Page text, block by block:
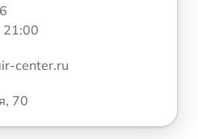
21:00
center.ru
70